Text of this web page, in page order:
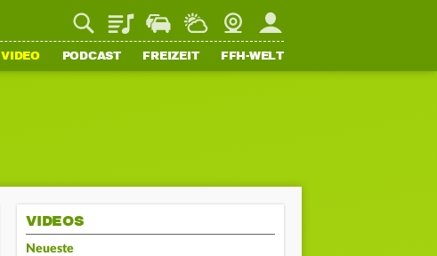
PlaylistStaupilotWetterWebcamMein FFH
VIDEO PODCAST FREIZEIT FFH-WELT
VIDEOS
Neueste